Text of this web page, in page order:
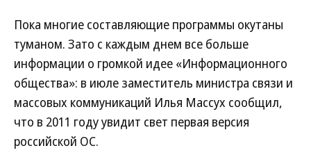
Пока многие составляющие программы окутаны
туманом. Зато с каждым днем все больше
информации о громкой идее «Информационного
общества»: в июле заместитель министра связи и
массовых коммуникаций Илья Массух сообщил,
что в 2011 году увидит свет первая версия
российской ОС.